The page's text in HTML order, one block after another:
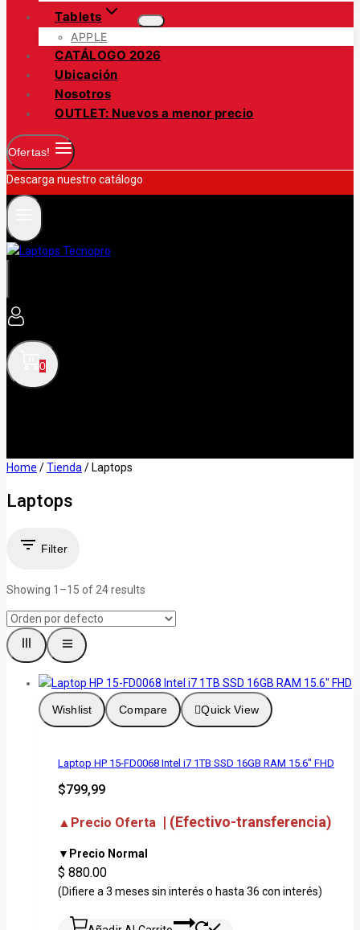
Tablets
APPLE
CATÁLOGO 2026
Ubicación
Nosotros
OUTLET: Nuevos a menor precio
Ofertas!
Descarga nuestro catálogo
0
Home /Tienda / Laptops
Laptops
Filter
Showing 1–15 of 24results
Wishlist Compare Quick View
Laptop HP 15-FD0068 Intel i7 1TB SSD 16GB RAM 15.6″ FHD
$799,99
▲Precio Oferta | (Efectivo-transferencia)
▼Precio Normal
$ 880.00
(Difiere a 3 meses sin interés o hasta 36 con interés)